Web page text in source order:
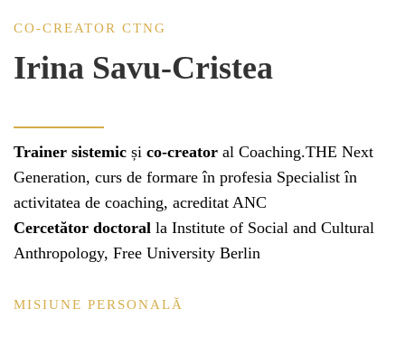
CO-CREATOR CTNG
Irina Savu-Cristea
Trainer sistemic și co-creator al Coaching.THE Next
Generation, curs de formare în profesia Specialist în
activitatea de coaching, acreditat ANC
Cercetător doctoral la Institute of Social and Cultural
Anthropology, Free University Berlin
MISIUNE PERSONALĂ